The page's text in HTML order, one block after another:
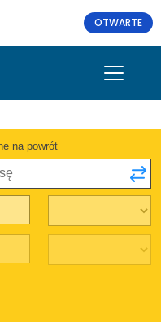
OTWARTE
na powrót